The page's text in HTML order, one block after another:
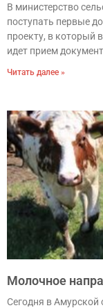
В министерство
поступать первые
проекту, в который
идет прием
Читать далее »
Молочное
Сегодня в Амурской